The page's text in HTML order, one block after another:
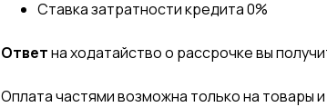
Ставка затратности кредита 0%
Ответна ходатайство о рассрочке вы
Оплата частями возможна только на товары